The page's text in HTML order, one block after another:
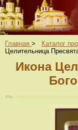
Главная > Каталог
Целительница
Икона